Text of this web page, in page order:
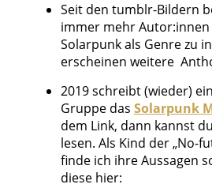
Seit den tumblr-Bildern
immer mehr
Solarpunk als Genre zu
erscheinen weitere
2019 schreibt (wieder)
Gruppe das Solarpunk
dem Link, dann kannst
lesen. Als Kind der „No-
finde ich ihre Aussagen
diese hier: